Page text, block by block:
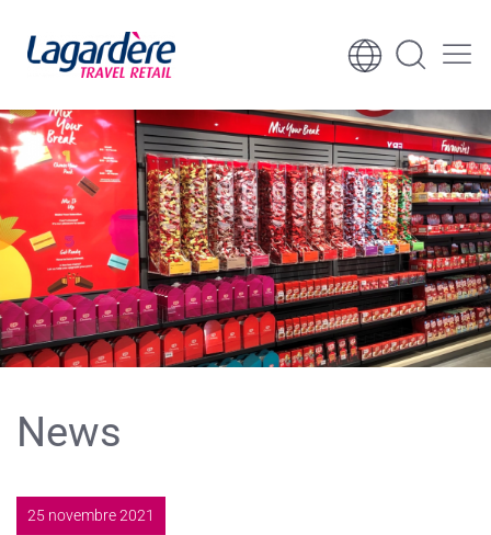
Aller au contenu
News
25 novembre 2021